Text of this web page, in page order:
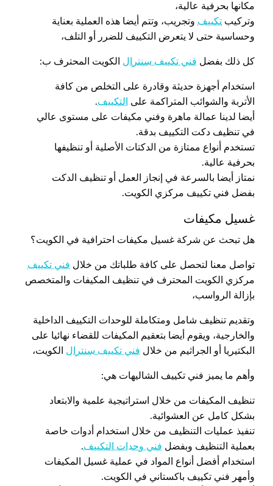
مكانها بحرفية عالية،
وتركيب تكييف وتجريب، وتتم أيضا هذه العملية بعناية
وحساسية حتى لا يتعرض التكييف للضرر أو التلف،
كل ذلك بفضل فني تكييف سنترال الكويت المحترف ب:
استخدام أجهزة حديثة وقادرة على التخلص من كافة
الأتربة والشوائب المتراكمة على
التكييف.
أيضا لدينا عمالة ماهرة وفني مكيفات على مستوى عالي
في تنظيف دكت التكييف بدقة.
تستخدم أنواع ممتازة من الدكتات الأصلية أو تنظيفها
بحرفية عالية.
نمتاز أيضا بالسرعة في إنجاز العمل أو تنظيف الدكت
بفضل فني تكييف مركزي الكويت.
غسيل مكيفات
هل تبحث عن شركة غسيل مكيفات احترافية في الكويت؟
تواصل معنا لتحصل على كافة طلباتك من خلال فني تكييف
مركزي الكويت المحترف في تنظيف المكيفات والمتخصص
بإزالة الرواسب،
وتقديم تنظيف شامل ومتكاملة للوحدات التكييف الداخلية
والخارجية، ويقوم أيضا بتعقيم المكيفات للقضاء نهائيا على
البكتيريا أو الجراثيم من خلال فني تكييف سنترال الكويت،
وأهم ما يميز فني تكييف الشاليهات هي:
تنظيف المكيفات من خلال استراتيجية علمية والابتعاد
بشكل كامل عن العشوائية.
تنفيذ عمليات التنظيف من خلال استخدام أدوات خاصة
بعملية التنظيف وبفضل فني وحدات التكييف.
استخدام أفضل أنواع المواد في عملية غسيل المكيفات
وأمهر فني تكييف باكستاني في الكويت.